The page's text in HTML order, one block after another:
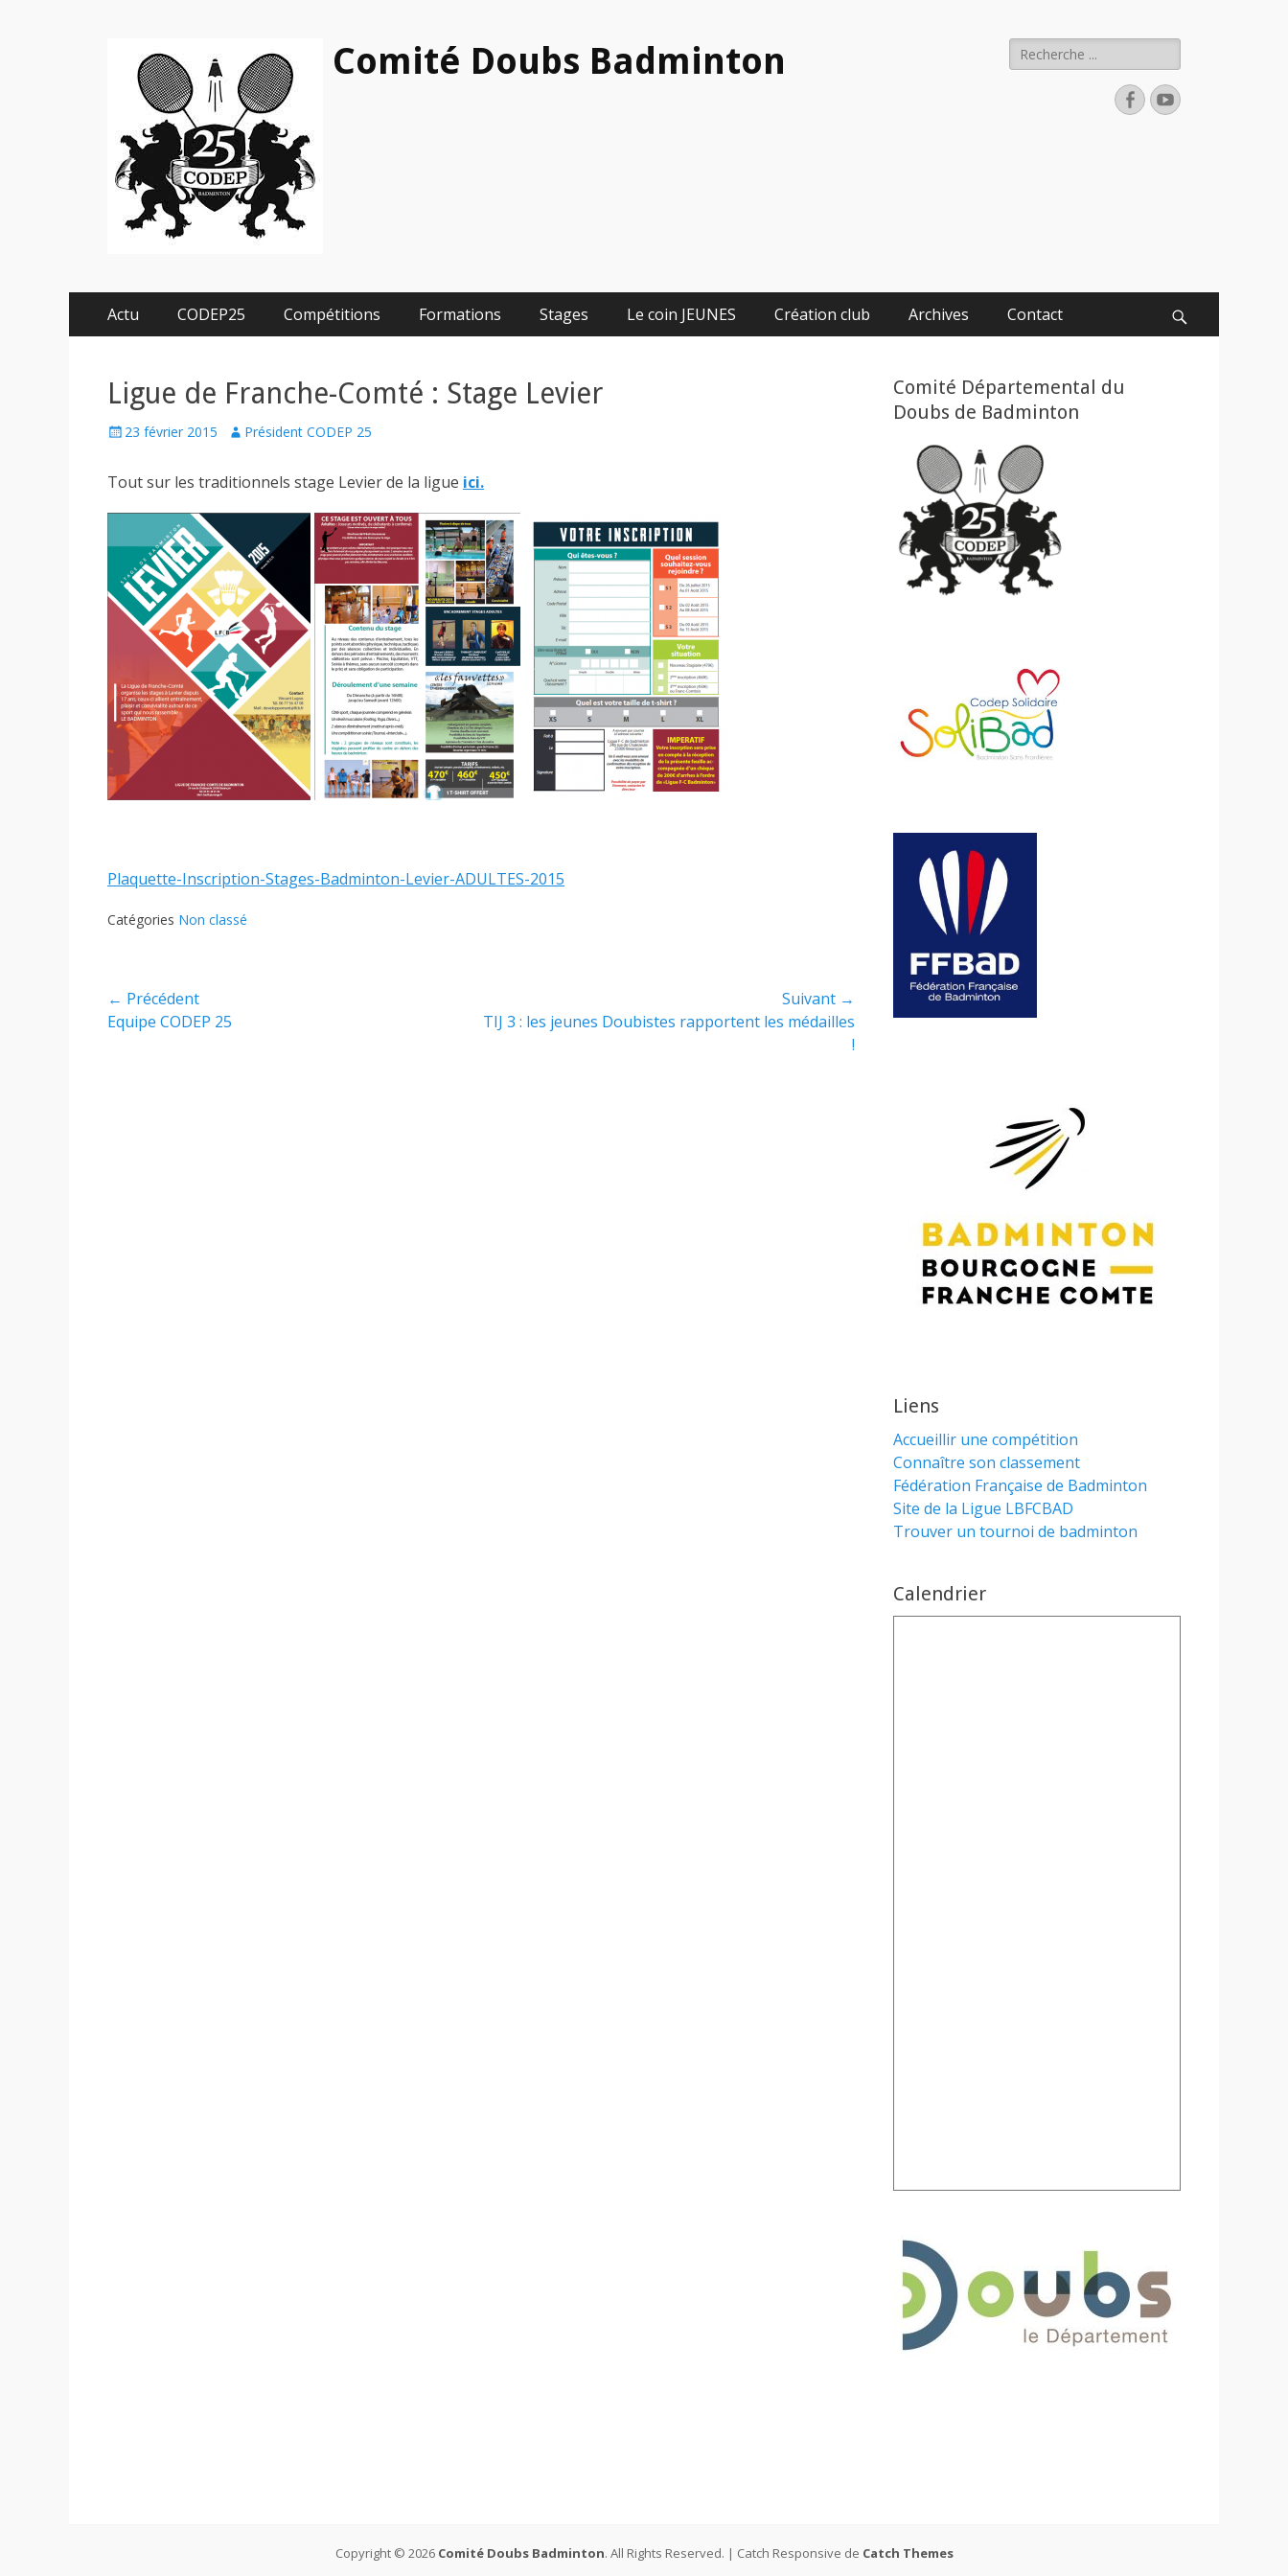
Comité Doubs Badminton Rechercher :
FacebookYouTube
Menu
principal
Actu CODEP25 Compétitions Formations Stages Le coin JEUNES Création club Archives Contact
Ligue de Franche-Comté : Stage Levier
Posted
23 février 2015 Author
Président CODEP 25
Tout sur les traditionnels stage Levier de la ligue ici.
Plaquette-Inscription-Stages-Badminton-Levier-ADULTES-2015
Catégories Non classé
Navigation
de
← Précédent
Article
Equipe CODEP 25
Suivant →
Article
TIJ 3 : les jeunes Doubistes rapportent les médailles
!
Comité Départemental du
Doubs de Badminton
Liens
Accueillir une compétition
Connaître son classement
Fédération Française de Badminton
Site de la Ligue LBFCBAD
Trouver un tournoi de badminton
Calendrier
Copyright © 2026 Comité Doubs Badminton. All Rights Reserved. | Catch Responsive de Catch Themes